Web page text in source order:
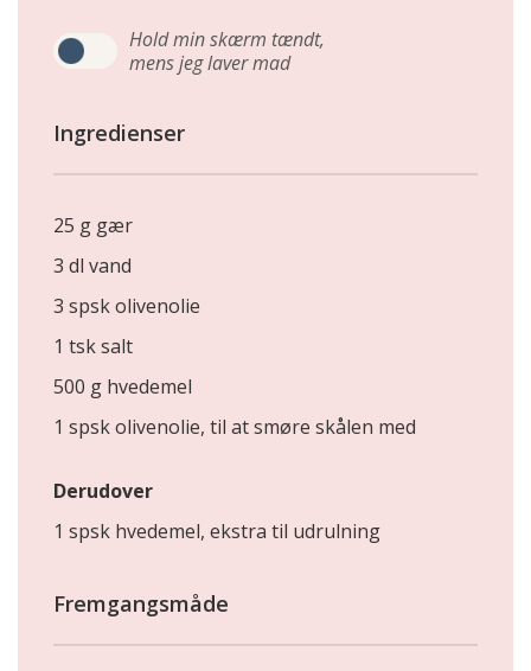
Hold min skærm tændt,
mens jeg laver mad
Ingredienser
25 g gær
3 dl vand
3 spsk olivenolie
1 tsk salt
500 g hvedemel
1 spsk olivenolie, til at smøre skålen med
Derudover
1 spsk hvedemel, ekstra til udrulning
Fremgangsmåde